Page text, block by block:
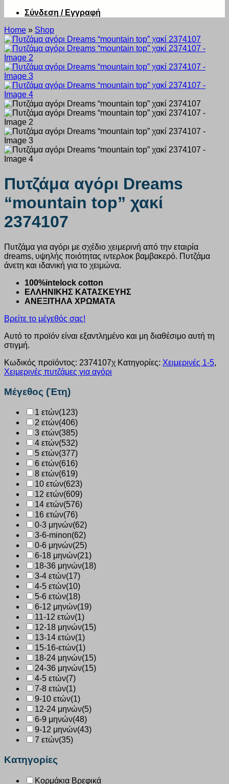
Σύνδεση / Εγγραφή
Home » Shop
Πυτζάμα αγόρι Dreams
“mountain top” χακί
2374107
Πυτζάμα για αγόρι με σχέδιο χειμερινή από την εταιρία
dreams, υψηλής ποιότητας ιντερλοκ βαμβακερό. Πυτζάμα
άνετη και ιδανική για το χειμώνα.
100%intelock cotton
ΕΛΛΗΝΙΚΗΣ ΚΑΤΑΣΚΕΥΗΣ
ΑΝΕΞΙΤΗΛΑ ΧΡΩΜΑΤΑ
Βρείτε το μέγεθός σας!
Αυτό το προϊόν είναι εξαντλημένο και μη διαθέσιμο αυτή τη
στιγμή.
Κωδικός προϊόντος: 2374107χ Κατηγορίες: Χειμερινές 1-5,
Χειμερινές πυτζάμες για αγόρι
Μέγεθος (Έτη)
1 ετών(123)
2 ετών(406)
3 ετών(385)
4 ετών(532)
5 ετών(377)
6 ετών(616)
8 ετών(619)
10 ετών(623)
12 ετών(609)
14 ετών(576)
16 ετών(76)
0-3 μηνών(62)
3-6-minon(62)
0-6 μηνών(25)
6-18 μηνών(21)
18-36 μηνών(18)
3-4 ετών(17)
4-5 ετών(10)
5-6 ετών(18)
6-12 μηνών(19)
11-12 ετών(1)
12-18 μηνών(15)
13-14 ετών(1)
15-16-ετών(1)
18-24 μηνών(15)
24-36 μηνών(15)
4-5 ετών(7)
7-8 ετών(1)
9-10 ετών(1)
12-24 μηνών(5)
6-9 μηνών(48)
9-12 μηνών(43)
7 ετών(35)
Κατηγορίες
Κορμάκια Βρεφικά